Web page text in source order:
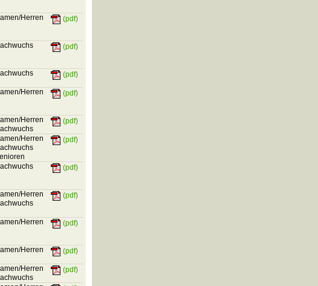
Herren (pdf)
(pdf)
(pdf)
Herren (pdf)
Herren
(pdf)
Herren
(pdf)
(pdf)
Herren
(pdf)
Herren (pdf)
Herren (pdf)
Herren
(pdf)